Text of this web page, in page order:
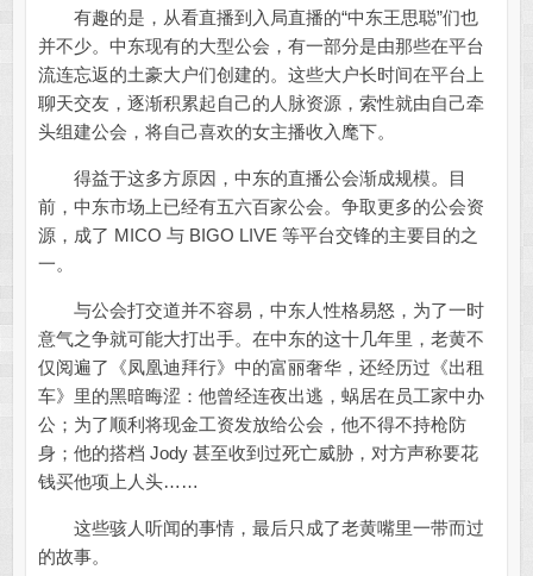
有趣的是，从看直播到入局直播的“中东王思聪”们也
并不少。中东现有的大型公会，有一部分是由那些在平台
流连忘返的土豪大户们创建的。这些大户长时间在平台上
聊天交友，逐渐积累起自己的人脉资源，索性就由自己牵
头组建公会，将自己喜欢的女主播收入麾下。
得益于这多方原因，中东的直播公会渐成规模。目
前，中东市场上已经有五六百家公会。争取更多的公会资
源，成了 MICO 与 BIGO LIVE 等平台交锋的主要目的之
一。
与公会打交道并不容易，中东人性格易怒，为了一时
意气之争就可能大打出手。在中东的这十几年里，老黄不
仅阅遍了《凤凰迪拜行》中的富丽奢华，还经历过《出租
车》里的黑暗晦涩：他曾经连夜出逃，蜗居在员工家中办
公；为了顺利将现金工资发放给公会，他不得不持枪防
身；他的搭档 Jody 甚至收到过死亡威胁，对方声称要花
钱买他项上人头……
这些骇人听闻的事情，最后只成了老黄嘴里一带而过
的故事。